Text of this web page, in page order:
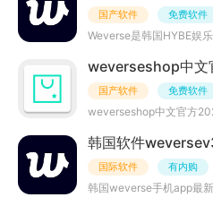
国产软件 免费软件
国产软件 免费软件
韩国软件
国际软件 有内购